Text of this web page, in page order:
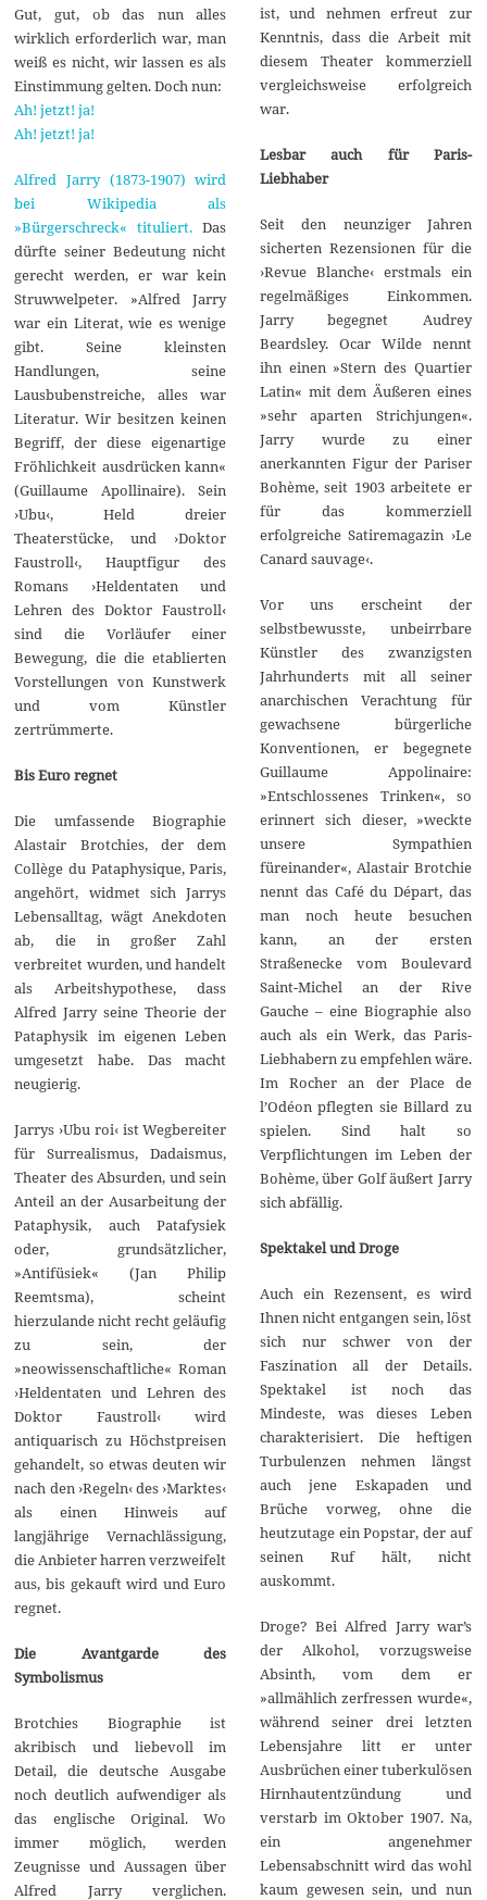
Gut, gut, ob das nun alles
wirklich erforderlich war, man
weiß es nicht, wir lassen es als
Einstimmung gelten. Doch nun:
Ah! jetzt! ja!
Ah! jetzt! ja!
Alfred Jarry (1873-1907) wird
bei Wikipedia als
»Bürgerschreck« tituliert. Das
dürfte seiner Bedeutung nicht
gerecht werden, er war kein
Struwwelpeter. »Alfred Jarry
war ein Literat, wie es wenige
gibt. Seine kleinsten
Handlungen, seine
Lausbubenstreiche, alles war
Literatur. Wir besitzen keinen
Begriff, der diese eigenartige
Fröhlichkeit ausdrücken kann«
(Guillaume Apollinaire). Sein
›Ubu‹, Held dreier
Theaterstücke, und ›Doktor
Faustroll‹, Hauptfigur des
Romans ›Heldentaten und
Lehren des Doktor Faustroll‹
sind die Vorläufer einer
Bewegung, die die etablierten
Vorstellungen von Kunstwerk
und vom Künstler
zertrümmerte.
Bis Euro regnet
Die umfassende Biographie
Alastair Brotchies, der dem
Collège du Pataphysique, Paris,
angehört, widmet sich Jarrys
Lebensalltag, wägt Anekdoten
ab, die in großer Zahl
verbreitet wurden, und handelt
als Arbeitshypothese, dass
Alfred Jarry seine Theorie der
Pataphysik im eigenen Leben
umgesetzt habe. Das macht
neugierig.
Jarrys ›Ubu roi‹ ist Wegbereiter
für Surrealismus, Dadaismus,
Theater des Absurden, und sein
Anteil an der Ausarbeitung der
Pataphysik, auch Patafysiek
oder, grundsätzlicher,
»Antifüsiek« (Jan Philip
Reemtsma), scheint
hierzulande nicht recht geläufig
zu sein, der
»neowissenschaftliche« Roman
›Heldentaten und Lehren des
Doktor Faustroll‹ wird
antiquarisch zu Höchstpreisen
gehandelt, so etwas deuten wir
nach den ›Regeln‹ des ›Marktes‹
als einen Hinweis auf
langjährige Vernachlässigung,
die Anbieter harren verzweifelt
aus, bis gekauft wird und Euro
regnet.
Die Avantgarde des
Symbolismus
Brotchies Biographie ist
akribisch und liebevoll im
Detail, die deutsche Ausgabe
noch deutlich aufwendiger als
das englische Original. Wo
immer möglich, werden
Zeugnisse und Aussagen über
Alfred Jarry verglichen.
ist, und nehmen erfreut zur
Kenntnis, dass die Arbeit mit
diesem Theater kommerziell
vergleichsweise erfolgreich
war.
Lesbar auch für Paris-
Liebhaber
Seit den neunziger Jahren
sicherten Rezensionen für die
›Revue Blanche‹ erstmals ein
regelmäßiges Einkommen.
Jarry begegnet Audrey
Beardsley. Ocar Wilde nennt
ihn einen »Stern des Quartier
Latin« mit dem Äußeren eines
»sehr aparten Strichjungen«.
Jarry wurde zu einer
anerkannten Figur der Pariser
Bohème, seit 1903 arbeitete er
für das kommerziell
erfolgreiche Satiremagazin ›Le
Canard sauvage‹.
Vor uns erscheint der
selbstbewusste, unbeirrbare
Künstler des zwanzigsten
Jahrhunderts mit all seiner
anarchischen Verachtung für
gewachsene bürgerliche
Konventionen, er begegnete
Guillaume Appolinaire:
»Entschlossenes Trinken«, so
erinnert sich dieser, »weckte
unsere Sympathien
füreinander«, Alastair Brotchie
nennt das Café du Départ, das
man noch heute besuchen
kann, an der ersten
Straßenecke vom Boulevard
Saint-Michel an der Rive
Gauche – eine Biographie also
auch als ein Werk, das Paris-
Liebhabern zu empfehlen wäre.
Im Rocher an der Place de
l’Odéon pflegten sie Billard zu
spielen. Sind halt so
Verpflichtungen im Leben der
Bohème, über Golf äußert Jarry
sich abfällig.
Spektakel und Droge
Auch ein Rezensent, es wird
Ihnen nicht entgangen sein, löst
sich nur schwer von der
Faszination all der Details.
Spektakel ist noch das
Mindeste, was dieses Leben
charakterisiert. Die heftigen
Turbulenzen nehmen längst
auch jene Eskapaden und
Brüche vorweg, ohne die
heutzutage ein Popstar, der auf
seinen Ruf hält, nicht
auskommt.
Droge? Bei Alfred Jarry war’s
der Alkohol, vorzugsweise
Absinth, vom dem er
»allmählich zerfressen wurde«,
während seiner drei letzten
Lebensjahre litt er unter
Ausbrüchen einer tuberkulösen
Hirnhautentzündung und
verstarb im Oktober 1907. Na,
ein angenehmer
Lebensabschnitt wird das wohl
kaum gewesen sein, und nun